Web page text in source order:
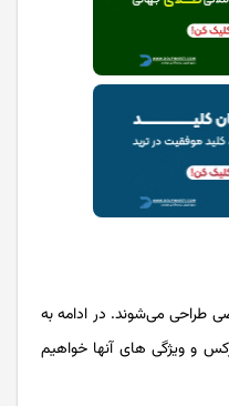
طراحی می‌شوند. در ادامه به
و ویژگی های آنها خواهیم